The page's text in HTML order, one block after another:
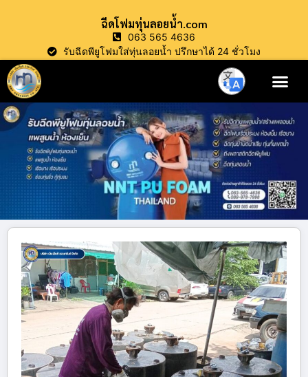
ฉีดโฟมทุ่นลอยน้ำ.com
063 565 4636
รับฉีดพียูโฟมใส่ทุ่นลอยน้ำ ปรึกษาได้ 24 ชั่วโมง